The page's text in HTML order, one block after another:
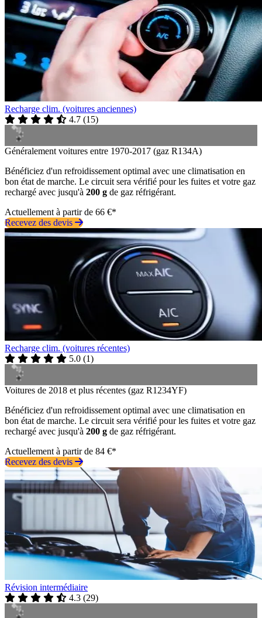
Recharge clim. (voitures anciennes)
4.7 (15)
Généralement voitures entre 1970-2017 (gaz R134A)
Bénéficiez d'un refroidissement optimal avec une climatisation en
bon état de marche. Le circuit sera vérifié pour les fuites et votre gaz
rechargé avec jusqu'à 200 g de gaz réfrigérant.
Actuellement à partir de 66 €*
Recevez des devis
Recharge clim. (voitures récentes)
5.0 (1)
Voitures de 2018 et plus récentes (gaz R1234YF)
Bénéficiez d'un refroidissement optimal avec une climatisation en
bon état de marche. Le circuit sera vérifié pour les fuites et votre gaz
rechargé avec jusqu'à 200 g de gaz réfrigérant.
Actuellement à partir de 84 €*
Recevez des devis
Révision intermédiaire
4.3 (29)